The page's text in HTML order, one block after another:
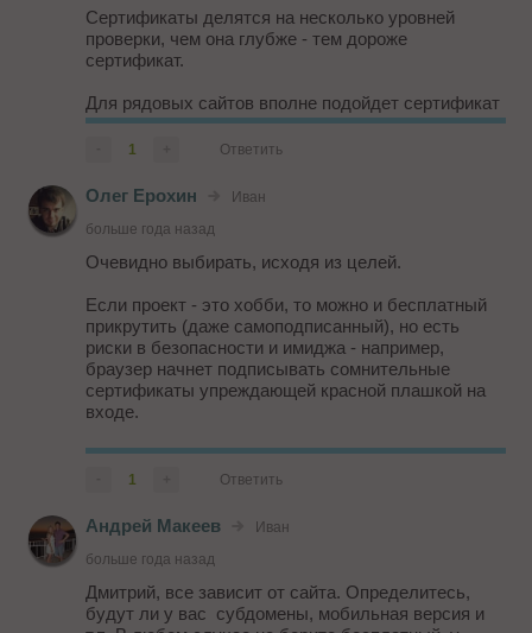
Сертификаты делятся на несколько уровней
проверки, чем она глубже - тем дороже
сертификат.
Для рядовых сайтов вполне подойдет сертификат
с проверкой домена (DV - Domain Validation). Этот
сертификат предназначен для частных лиц.
Для интернет-магазинов подойдет сертификат с
проверкой организации (Organization Validation).
Впрочем, ник...
1 Ответить
Олег Ерохин
Иван
больше года назад
Очевидно выбирать, исходя из целей.
Если проект - это хобби, то можно и бесплатный
прикрутить (даже самоподписанный), но есть
риски в безопасности и имиджа - например,
браузер начнет подписывать сомнительные
сертификаты упреждающей красной плашкой на
входе.
Если что-то более-менее про бизнес, но вы не
условный "банк с приватной базой клиентов" - то
"начального уровня" (кроме .рф) - это ...
1 Ответить
Андрей Макеев
Иван
больше года назад
Дмитрий, все зависит от сайта. Определитесь,
будут ли у вас субдомены, мобильная версия и